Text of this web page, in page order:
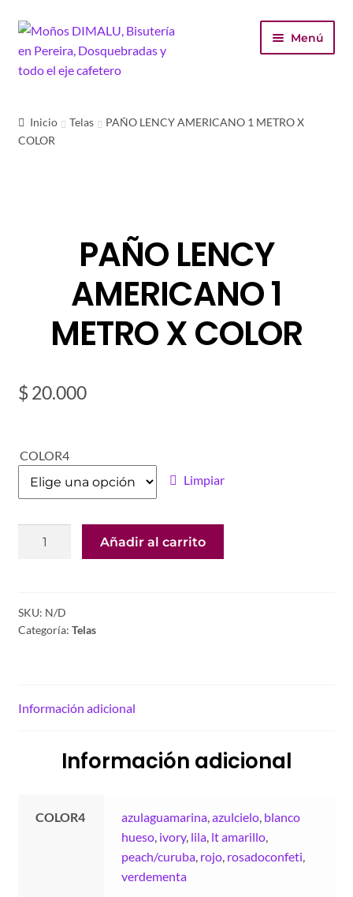
Ir
a
la
Ir
al
contenido
Menú
Tienda
Inicio Telas
PAÑO LENCY AMERICANO 1 METRO X
COLOR
PAÑO LENCY
AMERICANO 1
METRO X COLOR
$20.000
COLOR4
Limpiar
METRO
X
Añadir al carrito
SKU: N/D
Categoría: Telas
Información adicional
Información adicional
COLOR4 azulaguamarina ,azulcielo blanco
hueso ivory, lila lt amarillo
peach/curuba rojo rosadoconfeti
verdementa